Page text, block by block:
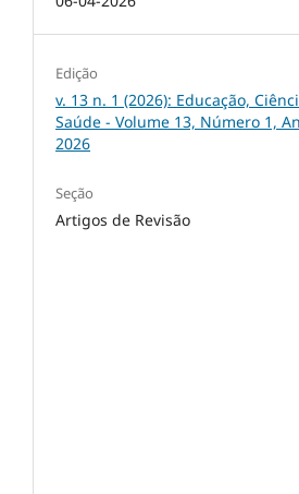
Edição
v. 13 n. 1 (2026): Educação,
Saúde - Volume 13, Número 1,
2026
Seção
Artigos de Revisão